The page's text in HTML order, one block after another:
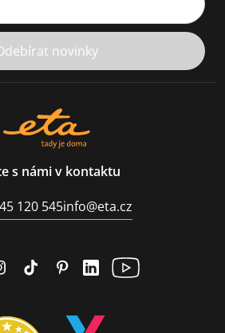
novinky
s námi v kontaktu
120 545info@eta.cz